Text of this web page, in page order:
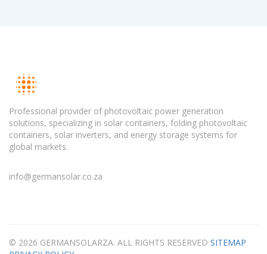
Professional provider of photovoltaic power generation
solutions, specializing in solar containers, folding photovoltaic
containers, solar inverters, and energy storage systems for
global markets.
info@germansolar.co.za
© 2026 GERMANSOLARZA. ALL RIGHTS RESERVED SITEMAP